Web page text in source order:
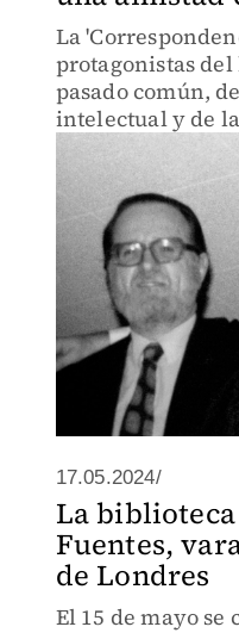
La
protagonistas del
pasado común,
intelectual y de
literatura en
17.05.2024/
La
Fuentes,
de Londres
El 15 de mayo se